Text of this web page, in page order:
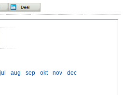
jul aug sep okt nov dec